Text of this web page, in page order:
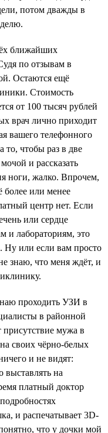
потом дважды в
ближайших
по отзывам в
Остаются ещё
Стоимость
от 100 тысяч рублей
врач лично приходит
вашего телефонного
то, чтобы раз в две
и рассказать
ноги, жалко. Впрочем,
более или менее
центр нет. Если
или сердце
и лабораториям, это
Ну или если вам просто
знаю, что меня ждёт, и
проходить УЗИ в
в районной
мужа в
своих чёрно-белых
и не видят:
выставлять на
платный доктор
и распечатывает 3D-
что у дочки мой